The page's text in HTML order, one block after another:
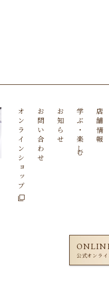
公式オンラ
店舗情報
学ぶ・楽しむ
お知らせ
お問い合わせ
オンラインショップ